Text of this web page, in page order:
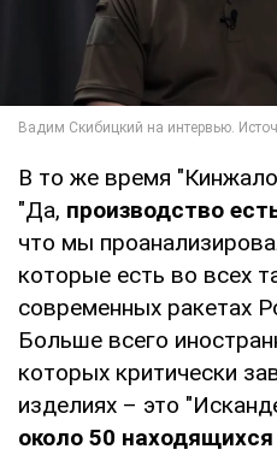
В то же время
"Да, производство
что мы
которые есть во всех
современных ракетах
Больше всего
которых критически
изделиях – это
около 50